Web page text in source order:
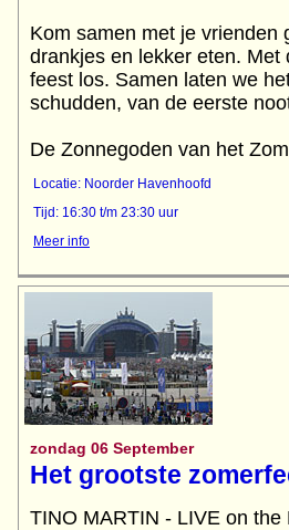
Kom samen met je vrienden
drankjes en lekker eten.
feest los. Samen laten we
schudden, van de eerste
De Zonnegoden van het
Locatie: Noorder Havenhoofd
Tijd: 16:30 t/m 23:30 uur
Meer info
zondag 06 September
Het grootste
TINO MARTIN - LIVE on the